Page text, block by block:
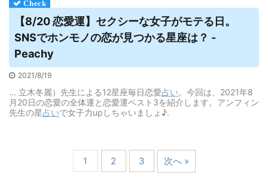
【8/20 恋愛運】セクシーな女子がモテる日。
SNSでホンモノの恋が見つかる星座は？ -
Peachy
2021/8/19
... 立木冬麗）先生による12星座毎日恋愛占い。今回は、2021年8
月20日の恋愛の全体運と恋愛運ベスト3を紹介します。アンフィン
先生の星占いで女子力upしちゃいましょ♪.
1 2 3 次へ »